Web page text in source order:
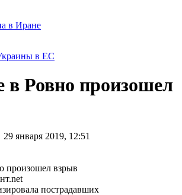
в Иране
в ЕС
Ровно произошел
января 2019, 12:51
пострадавших